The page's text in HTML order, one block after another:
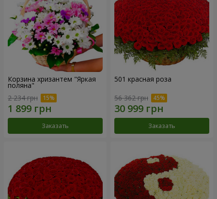
Корзина хризантем "Яркая
поляна"
2 234 грн
Заказать
501 красная роза
56 362 грн
Заказать